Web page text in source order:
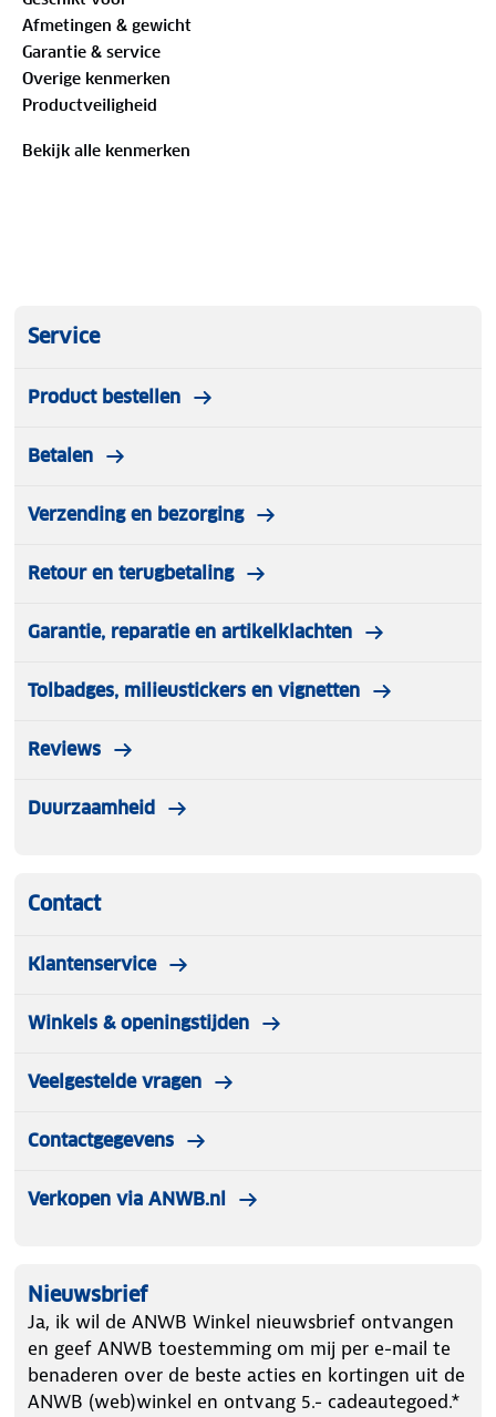
Gewicht: 1,8 kg
Afmetingen: 215 x 75 x 45 cm
Een hangmat die ook als het regent je een heerlijke
nachtrust bezorgt.
Afmetingen & gewicht
Garantie & service
Overige kenmerken
Productveiligheid
Bekijk alle kenmerken
Service
Product bestellen
Betalen
Verzending en bezorging
Retour en terugbetaling
Garantie, reparatie en artikelklachten
Tolbadges, milieustickers en vignetten
Reviews
Duurzaamheid
Contact
Klantenservice
Winkels & openingstijden
Veelgestelde vragen
Contactgegevens
Verkopen via ANWB.nl
Nieuwsbrief
Ja, ik wil de ANWB Winkel nieuwsbrief ontvangen
en geef ANWB toestemming om mij per e-mail te
benaderen over de beste acties en kortingen uit de
ANWB (web)winkel en ontvang 5.- cadeautegoed.*